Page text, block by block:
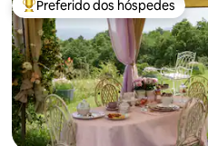
Entre os melhores preferidos
Preferido dos hóspedes